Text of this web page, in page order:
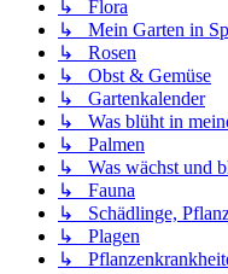
↳ Flora
↳ Mein Garten in
↳ Rosen
↳ Obst & Gemüse
↳ Gartenkalender
↳ Was blüht in
↳ Palmen
↳ Was wächst und
↳ Fauna
↳ Schädlinge,
↳ Plagen
↳